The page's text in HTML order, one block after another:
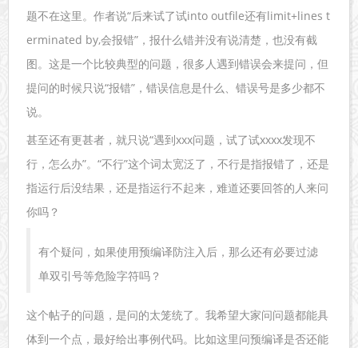
题不在这里。作者说“后来试了试into outfile还有limit+lines t
erminated by,会报错”，报什么错并没有说清楚，也没有截
图。这是一个比较典型的问题，很多人遇到错误会来提问，但
提问的时候只说“报错”，错误信息是什么、错误号是多少都不
说。
甚至还有更甚者，就只说“遇到xxx问题，试了试xxxx发现不
行，怎么办”。“不行”这个词太宽泛了，不行是指报错了，还是
指运行后没结果，还是指运行不起来，难道还要回答的人来问
你吗？
有个疑问，如果使用预编译防注入后，那么还有必要过滤
单双引号等危险字符吗？
这个帖子的问题，是问的太笼统了。我希望大家问问题都能具
体到一个点，最好给出事例代码。比如这里问预编译是否还能